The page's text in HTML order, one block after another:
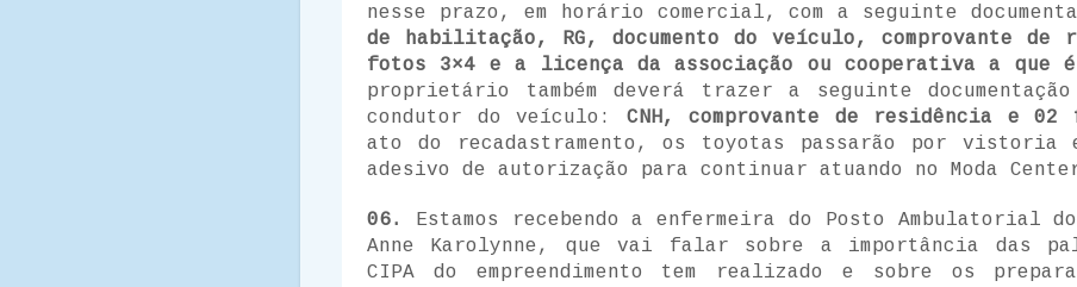
nesse prazo, em horário comercial, com a seguinte
de habilitação, RG, documento do veículo, comprovante de
fotos 3×4 e a licença da associação ou cooperativa a que
proprietário também deverá trazer a seguinte
condutor do veículo: CNH, comprovante de residência e 02
ato do recadastramento, os toyotas passarão por vistoria
adesivo de autorização para continuar atuando no Moda
06.
Estamos recebendo a enfermeira do Posto Ambulatorial
Anne Karolynne, que vai falar sobre a importância das
CIPA do empreendimento tem realizado e sobre os